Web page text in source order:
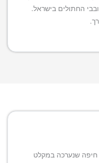
החתולים בישראל.
חיפה שנערכה במקלט